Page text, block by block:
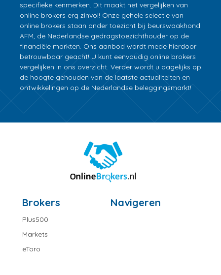
specifieke kenmerken. Dit maakt het vergelijken van
online brokers erg zinvol! Onze gehele selectie van
online brokers staan onder toezicht bij beurswaakhond
AFM, de Nederlandse gedragstoezichthouder op de
financiële markten. Ons aanbod wordt mede hierdoor
betrouwbaar geacht! U kunt eenvoudig online brokers
vergelijken in ons overzicht. Verder wordt u dagelijks op
de hoogte gehouden van de laatste actualiteiten en
ontwikkelingen op de Nederlandse beleggingsmarkt!
Brokers
Plus500
Markets
eToro
Navigeren